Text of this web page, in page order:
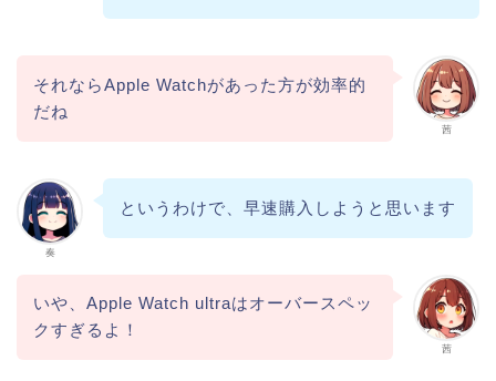
茜
それならApple Watchがあった方が効率的
だね
奏
というわけで、早速購入しようと思います
茜
いや、Apple Watch ultraはオーバースペッ
クすぎるよ！